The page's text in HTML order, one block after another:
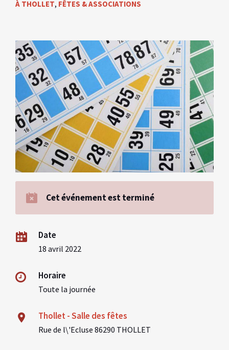
À THOLLET, FÊTES & ASSOCIATIONS
Cet événement est terminé
Date
18 avril 2022
Horaire
Toute la journée
Thollet - Salle des fêtes
Rue de l\'Ecluse 86290 THOLLET